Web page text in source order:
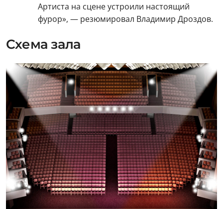
Артиста на сцене устроили настоящий
фурор», — резюмировал Владимир Дроздов.
Схема зала